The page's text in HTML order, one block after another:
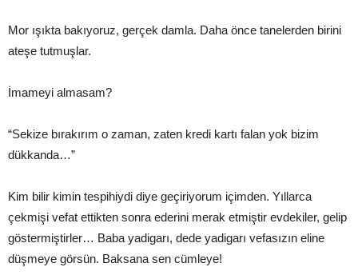
Mor ışıkta bakıyoruz, gerçek damla. Daha önce tanelerden birini
ateşe tutmuşlar.
İmameyi almasam?
“Sekize bırakırım o zaman, zaten kredi kartı falan yok bizim
dükkanda…”
Kim bilir kimin tespihiydi diye geçiriyorum içimden. Yıllarca
çekmişi vefat ettikten sonra ederini merak etmiştir evdekiler, gelip
göstermiştirler… Baba yadigarı, dede yadigarı vefasızın eline
düşmeye görsün. Baksana sen cümleye!